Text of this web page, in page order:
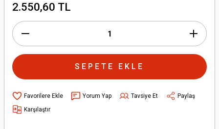
2.550,60 TL
SEPETE EKLE
Yorum Yap Tavsiye Et
Paylaş
Karşılaştır